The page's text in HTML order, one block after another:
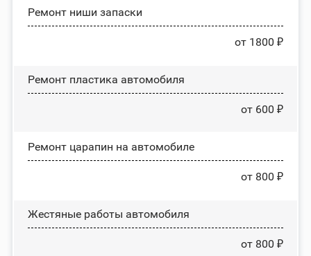
Ремонт ниши запаски
от 1800 ₽
Ремонт пластика автомобиля
от 600 ₽
Ремонт царапин на автомобиле
от 800 ₽
Жестяные работы автомобиля
от 800 ₽